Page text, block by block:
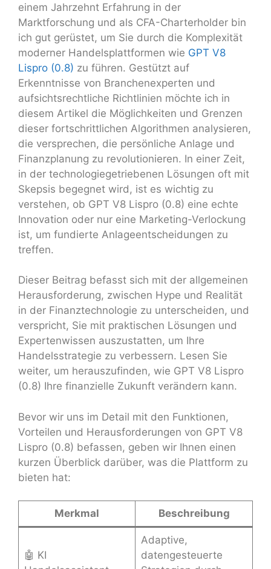
einem Jahrzehnt Erfahrung in der
Marktforschung und als CFA-Charterholder bin
ich gut gerüstet, um Sie durch die Komplexität
moderner Handelsplattformen wie GPT V8
Lispro (0.8) zu führen. Gestützt auf
Erkenntnisse von Branchenexperten und
aufsichtsrechtliche Richtlinien möchte ich in
diesem Artikel die Möglichkeiten und Grenzen
dieser fortschrittlichen Algorithmen analysieren,
die versprechen, die persönliche Anlage und
Finanzplanung zu revolutionieren. In einer Zeit,
in der technologiegetriebenen Lösungen oft mit
Skepsis begegnet wird, ist es wichtig zu
verstehen, ob GPT V8 Lispro (0.8) eine echte
Innovation oder nur eine Marketing-Verlockung
ist, um fundierte Anlageentscheidungen zu
treffen.
Dieser Beitrag befasst sich mit der allgemeinen
Herausforderung, zwischen Hype und Realität
in der Finanztechnologie zu unterscheiden, und
verspricht, Sie mit praktischen Lösungen und
Expertenwissen auszustatten, um Ihre
Handelsstrategie zu verbessern. Lesen Sie
weiter, um herauszufinden, wie GPT V8 Lispro
(0.8) Ihre finanzielle Zukunft verändern kann.
Bevor wir uns im Detail mit den Funktionen,
Vorteilen und Herausforderungen von GPT V8
Lispro (0.8) befassen, geben wir Ihnen einen
kurzen Überblick darüber, was die Plattform zu
bieten hat:
Merkmal Beschreibung
🤖 KI
Adaptive,
datengesteuerte